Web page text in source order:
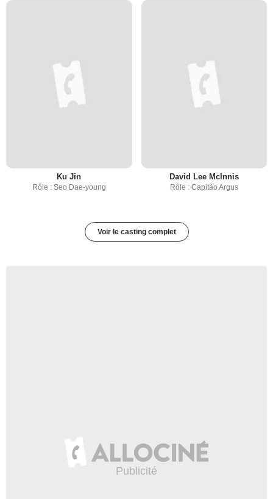
Ku Jin
Rôle : Seo Dae-young
David Lee McInnis
Rôle : Capitão Argus
Voir le casting complet